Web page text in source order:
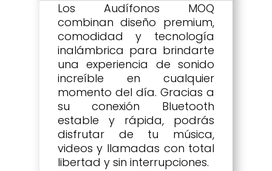
Los Audífonos MOQ
combinan diseño premium,
comodidad y tecnología
inalámbrica para brindarte
una experiencia de sonido
increíble en cualquier
momento del día. Gracias a
su conexión Bluetooth
estable y rápida, podrás
disfrutar de tu música,
videos y llamadas con total
libertad y sin interrupciones.